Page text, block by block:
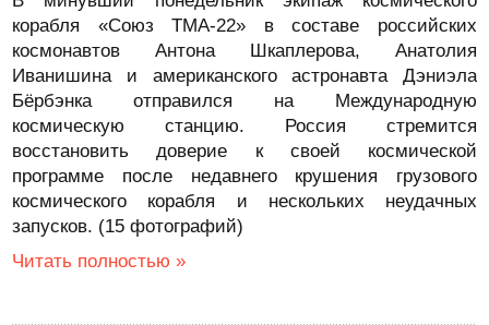
корабля «Союз ТМА-22» в составе российских
космонавтов Антона Шкаплерова, Анатолия
Иванишина и американского астронавта Дэниэла
Бёрбэнка отправился на Международную
космическую станцию. Россия стремится
восстановить доверие к своей космической
программе после недавнего крушения грузового
космического корабля и нескольких неудачных
запусков. (15 фотографий)
Читать полностью »